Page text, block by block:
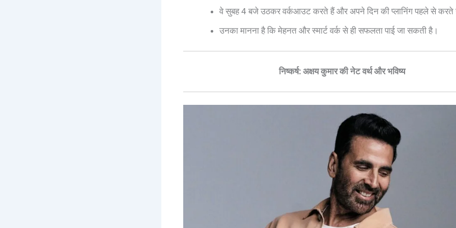
वे सुबह 4 बजे उठकर वर्कआउट करते हैं और अपने दिन की प्लानिंग पहले से करते
उनका मानना है कि मेहनत और स्मार्ट वर्क से ही सफलता पाई जा सकती है।
निष्कर्ष: अक्षय कुमार की नेट वर्थ और भविष्य